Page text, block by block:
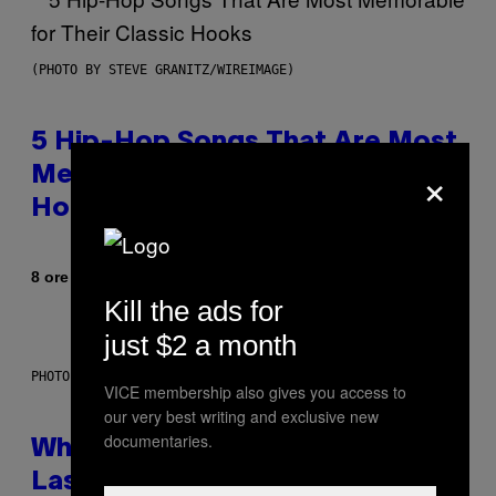
(PHOTO BY STEVE GRANITZ/WIREIMAGE)
5 Hip-Hop Songs That Are Most
Memorable for Their Classic
Hooks
8 ore fa
PHOTO: NASA; DR PIXEL / GETTY IMAGES
Why NASA Wants to Send a
Laser-Powered Drone Into
×
Kill the ads for
just $2 a month
VICE membership also gives you access to
our very best writing and exclusive new
documentaries.